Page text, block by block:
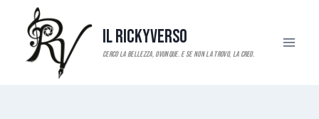
contenuto
Il RickyVerso